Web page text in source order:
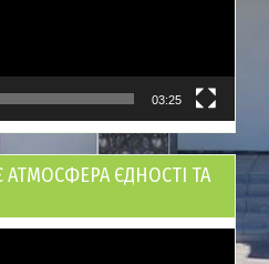
03:25
АТМОСФЕРА ЄДНОСТІ ТА